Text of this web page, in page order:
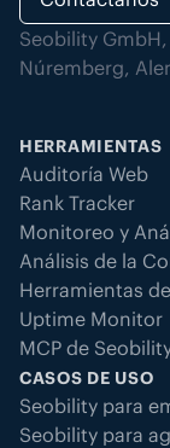
Seobility
Núremberg,
HERRAMIENTAS
Auditoría Web
Rank Tracker
Monitoreo y
Análisis de la
Herramientas
Uptime Monitor
MCP de
CASOS DE USO
Seobility para
Seobility para